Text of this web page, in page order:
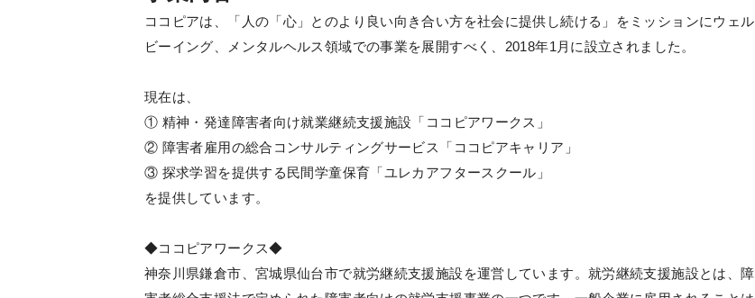
ココピアは、「人の「心」とのより良い向き合い方を社会に提供し続ける」をミッションにウェル
ビーイング、メンタルヘルス領域での事業を展開すべく、2018年1月に設立されました。
現在は、
① 精神・発達障害者向け就業継続支援施設「ココピアワークス」
② 障害者雇用の総合コンサルティングサービス「ココピアキャリア」
③ 探求学習を提供する民間学童保育「ユレカアフタースクール」
を提供しています。
◆ココピアワークス◆
神奈川県鎌倉市、宮城県仙台市で就労継続支援施設を運営しています。就労継続支援施設とは、障